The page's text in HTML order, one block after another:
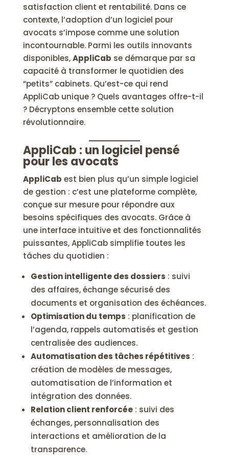
satisfaction client et rentabilité. Dans ce
contexte, l’adoption d’un logiciel pour
avocats s’impose comme une solution
incontournable. Parmi les outils innovants
disponibles,AppliCab se démarque par sa
capacité à transformer le quotidien des
“petits” cabinets. Qu’est-ce qui rend
AppliCab unique ? Quels avantages offre-t-il
? Décryptons ensemble cette solution
révolutionnaire.
AppliCab : un logiciel pensé
pour les avocats
AppliCab est bien plus qu’un simple logiciel
de gestion : c’est une plateforme complète,
conçue sur mesure pour répondre aux
besoins spécifiques des avocats. Grâce à
une interface intuitive et des fonctionnalités
puissantes, AppliCab simplifie toutes les
tâches du quotidien :
Gestion intelligente des dossiers : suivi
des affaires, échange sécurisé des
documents et organisation des échéances.
Optimisation du temps : planification de
l’agenda, rappels automatisés et gestion
centralisée des audiences.
Automatisation des tâches répétitives :
création de modèles de messages,
automatisation de l’information et
intégration des données.
Relation client renforcée: suivi des
échanges, personnalisation des
interactions et amélioration de la
transparence.